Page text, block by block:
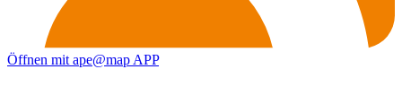
Öffnen mit ape@map APP